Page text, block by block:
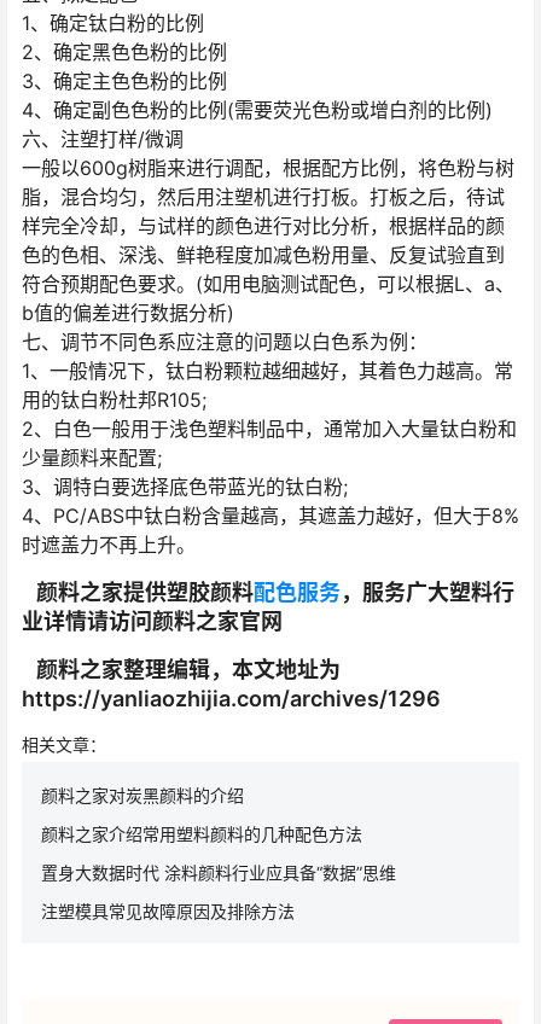
1、确定钛白粉的比例
2、确定黑色色粉的比例
3、确定主色色粉的比例
4、确定副色色粉的比例(需要荧光色粉或增白剂的比例)
六、注塑打样/微调
一般以600g树脂来进行调配，根据配方比例，将色粉与树
脂，混合均匀，然后用注塑机进行打板。打板之后，待试
样完全冷却，与试样的颜色进行对比分析，根据样品的颜
色的色相、深浅、鲜艳程度加减色粉用量、反复试验直到
符合预期配色要求。(如用电脑测试配色，可以根据L、a、
b值的偏差进行数据分析)
七、调节不同色系应注意的问题以白色系为例：
1、一般情况下，钛白粉颗粒越细越好，其着色力越高。常
用的钛白粉杜邦R105;
2、白色一般用于浅色塑料制品中，通常加入大量钛白粉和
少量颜料来配置;
3、调特白要选择底色带蓝光的钛白粉;
4、PC/ABS中钛白粉含量越高，其遮盖力越好，但大于8%
时遮盖力不再上升。
颜料之家提供塑胶颜料配色服务，服务广大塑料行
业详情请访问颜料之家官网
颜料之家整理编辑，本文地址为
https://yanliaozhijia.com/archives/1296
相关文章：
颜料之家对炭黑颜料的介绍
颜料之家介绍常用塑料颜料的几种配色方法
置身大数据时代 涂料颜料行业应具备“数据”思维
注塑模具常见故障原因及排除方法